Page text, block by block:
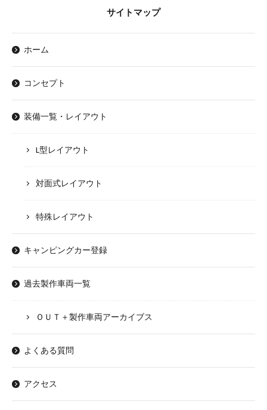
サイトマップ
ホーム
コンセプト
装備一覧・レイアウト
L型レイアウト
対面式レイアウト
特殊レイアウト
キャンピングカー登録
過去製作車両一覧
ＯＵＴ＋製作車両アーカイブス
よくある質問
アクセス